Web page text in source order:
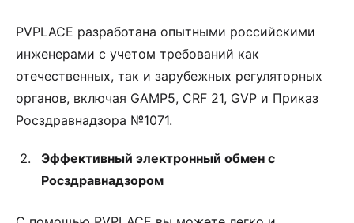
PVPLACE разработана опытными российскими
инженерами с учетом требований как
отечественных, так и зарубежных регуляторных
органов, включая GAMP5, CRF 21, GVP и Приказ
Росздравнадзора №1071.
Эффективный электронный обмен с
Росздравнадзором